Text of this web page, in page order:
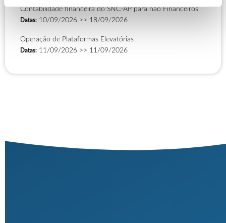
Contabilidade financeira do SNC-AP para não Financeiros
Datas: 10/09/2026 >> 18/09/2026
Operação de Plataformas Elevatórias
Datas: 11/09/2026 >> 11/09/2026